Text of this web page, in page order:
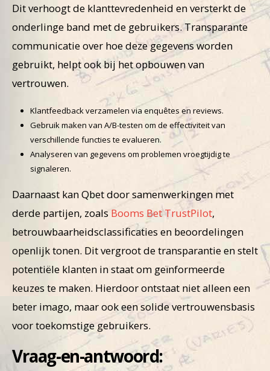
Dit verhoogt de klanttevredenheid en versterkt de
onderlinge band met de gebruikers. Transparante
communicatie over hoe deze gegevens worden
gebruikt, helpt ook bij het opbouwen van
vertrouwen.
Klantfeedback verzamelen via enquêtes en reviews.
Gebruik maken van A/B-testen om de effectiviteit van
verschillende functies te evalueren.
Analyseren van gegevens om problemen vroegtijdig te
signaleren.
Daarnaast kan Qbet door samenwerkingen met
derde partijen, zoals Booms Bet TrustPilot,
betrouwbaarheidsclassificaties en beoordelingen
openlijk tonen. Dit vergroot de transparantie en stelt
potentiële klanten in staat om geïnformeerde
keuzes te maken. Hierdoor ontstaat niet alleen een
beter imago, maar ook een solide vertrouwensbasis
voor toekomstige gebruikers.
Vraag-en-antwoord: